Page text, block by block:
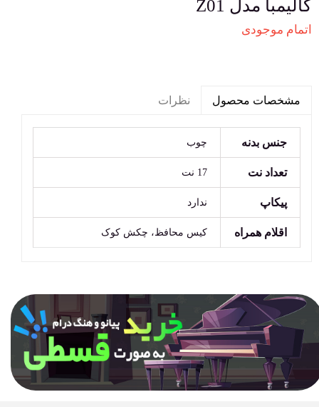
کالیمبا مدل Z01
اتمام موجودی
مشخصات محصول نظرات
جنس بدنه چوب
تعداد نت 17 نت
پیکاپ ندارد
اقلام همراه کیس محافظ، چکش کوک